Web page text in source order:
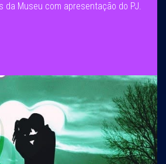
da Museu com apresentação do PJ.